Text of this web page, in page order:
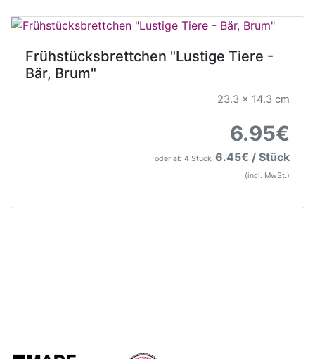
Frühstücksbrettchen "Lustige Tiere -
Bär, Brum"
23.3 x 14.3 cm
6.95€
oder ab 4 Stück 6.45€ / Stück
(incl. MwSt.)